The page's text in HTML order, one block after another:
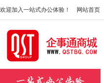
欢迎加入一站式办公体验！ 网站首页